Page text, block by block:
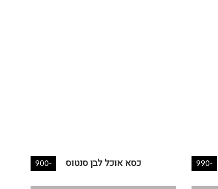
כסא אוכל לבן סנטוס -900 -990